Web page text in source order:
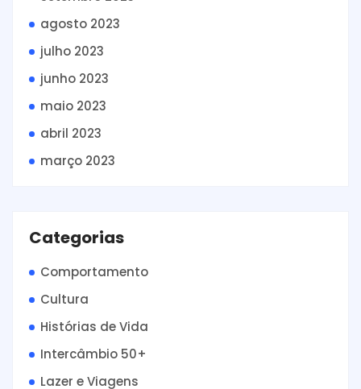
agosto 2023
julho 2023
junho 2023
maio 2023
abril 2023
março 2023
Categorias
Comportamento
Cultura
Histórias de Vida
Intercâmbio 50+
Lazer e Viagens